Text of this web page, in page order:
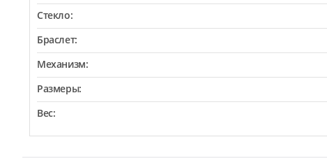
Стекло:
Браслет:
Механизм:
Размеры:
Вес: